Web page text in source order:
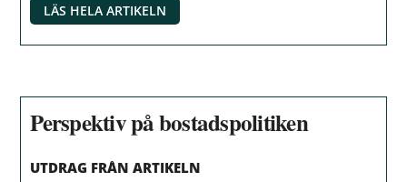
LÄS HELA ARTIKELN
Perspektiv på bostadspolitiken
UTDRAG FRÅN ARTIKELN